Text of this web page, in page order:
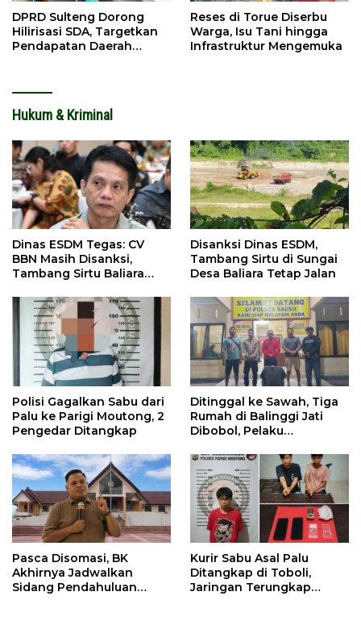
DPRD Sulteng Dorong
Hilirisasi SDA, Targetkan
Pendapatan Daerah
Reses di Torue Diserbu
Warga, Isu Tani hingga
Infrastruktur Mengemuka
Hukum & Kriminal
Dinas ESDM Tegas: CV
BBN Masih Disanksi,
Tambang Sirtu Baliara
Disanksi Dinas ESDM,
Tambang Sirtu di Sungai
Desa Baliara Tetap Jalan
Polisi Gagalkan Sabu dari
Palu ke Parigi Moutong, 2
Pengedar Ditangkap
Ditinggal ke Sawah, Tiga
Rumah di Balinggi Jati
Dibobol, Pelaku
Pasca Disomasi, BK
Akhirnya Jadwalkan
Sidang Pendahuluan
Kurir Sabu Asal Palu
Ditangkap di Toboli,
Jaringan Terungkap